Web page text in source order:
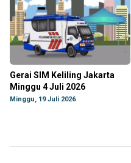
Gerai SIM Keliling Jakarta
Minggu 4 Juli 2026
Minggu, 19 Juli 2026